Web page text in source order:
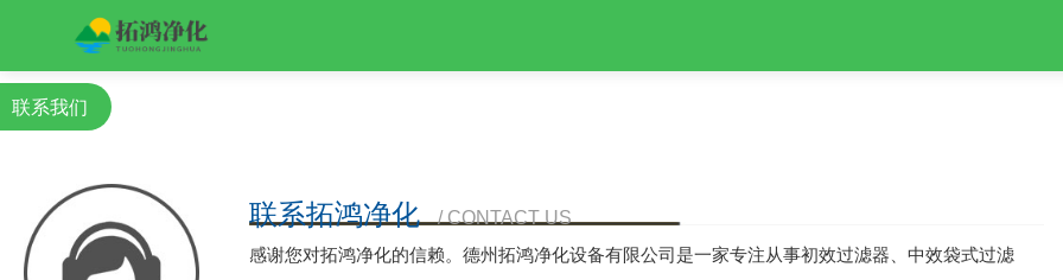
联系我们
联系拓鸿净化 / CONTACT US
感谢您对拓鸿净化的信赖。德州拓鸿净化设备有限公司是一家专注从事初效过滤器、中效袋式过滤